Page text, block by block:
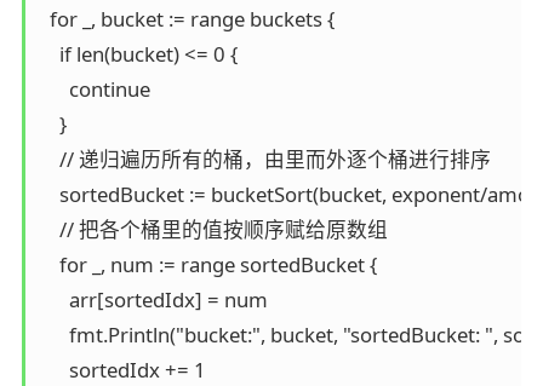
  for _, bucket := range buckets {
    if len(bucket) <= 0 {
      continue
    }
    // 递归遍历所有的桶，由里而外逐个桶进行排序
sortedBucket := bucketSort(bucket, exponent/
    // 把各个桶里的值按顺序赋给原数组
    for _, num := range sortedBucket {
      arr[sortedIdx] = num
fmt.Println("bucket:", bucket, "sortedBucket: ",
      sortedIdx += 1